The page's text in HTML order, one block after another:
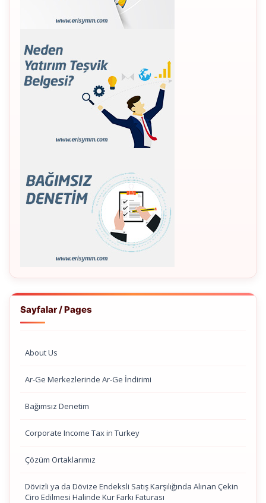
Sayfalar / Pages
About Us
Ar-Ge Merkezlerinde Ar-Ge İndirimi
Bağımsız Denetim
Corporate Income Tax in Turkey
Çözüm Ortaklarımız
Dövizli ya da Dövize Endeksli Satış Karşılığında Alınan Çekin
Ciro Edilmesi Halinde Kur Farkı Faturası